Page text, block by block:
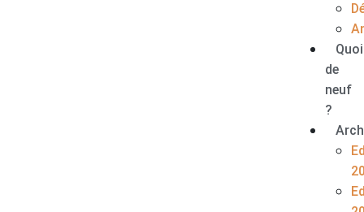
Quoi
de
neuf
?